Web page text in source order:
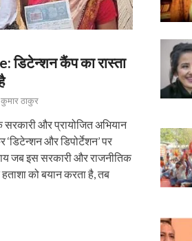
डिटेन्शन कैंप का रास्ता
ठाकुर
सरकारी और प्रायोजित अभियान
और डिपोर्टेशन’ पर
जब इस सरकारी और राजनीतिक
को बयान करता है, तब